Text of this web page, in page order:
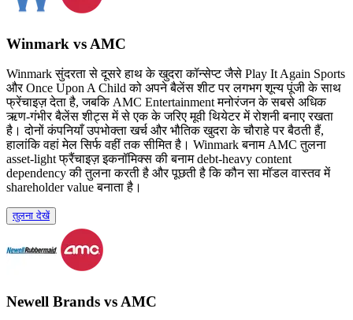
Winmark vs AMC
Winmark सुंदरता से दूसरे हाथ के खुदरा कॉन्सेप्ट जैसे Play It Again Sports
और Once Upon A Child को अपने बैलेंस शीट पर लगभग शून्य पूंजी के साथ
फ्रेंचाइज़ देता है, जबकि AMC Entertainment मनोरंजन के सबसे अधिक
ऋण-गंभीर बैलेंस शीट्स में से एक के जरिए मूवी थियेटर में रोशनी बनाए रखता
है। दोनों कंपनियाँ उपभोक्ता खर्च और भौतिक खुदरा के चौराहे पर बैठती हैं,
हालांकि वहां मेल सिर्फ वहीं तक सीमित है। Winmark बनाम AMC तुलना
asset-light फ्रैंचाइज़ इकनॉमिक्स की बनाम debt-heavy content
dependency की तुलना करती है और पूछती है कि कौन सा मॉडल वास्तव में
shareholder value बनाता है।
तुलना देखें
Newell Brands vs AMC